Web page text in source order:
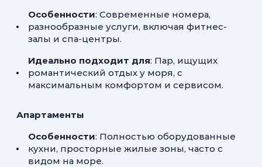
Особенности: Современные номера,
разнообразные услуги, включая фитнес-
залы и спа-центры.
Идеально подходит для: Пар, ищущих
романтический отдых у моря, с
максимальным комфортом и сервисом.
Апартаменты
Особенности: Полностью оборудованные
кухни, просторные жилые зоны, часто с
видом на море.